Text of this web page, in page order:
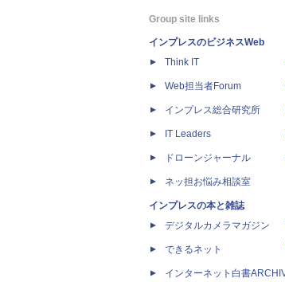
Group site links
インプレスのビジネスWeb
Think IT
Web担当者Forum
インプレス総合研究所
IT Leaders
ドローンジャーナル
ネッ担お悩み相談室
インプレスの本と雑誌
デジタルカメラマガジン
できるネット
インターネット白書